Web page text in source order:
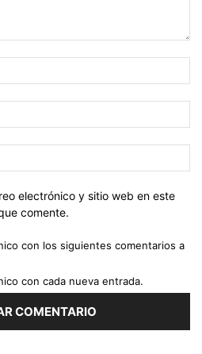
electrónico y sitio web en este
comente.
con los siguientes comentarios a
con cada nueva entrada.